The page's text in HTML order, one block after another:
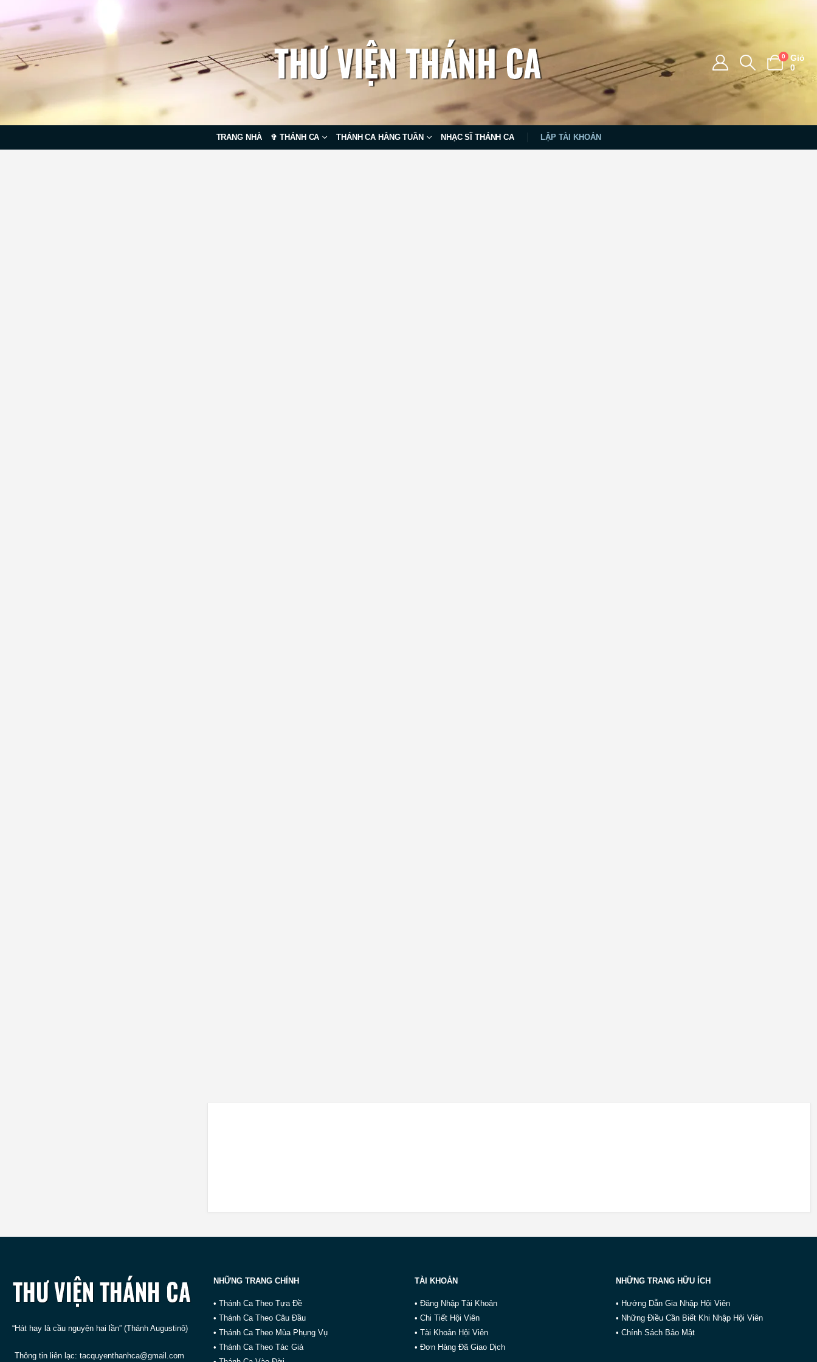
0
Giỏ
0
TRANG NHÀ ✞ THÁNH CA THÁNH CA HẰNG TUẦN NHẠC SĨ THÁNH CA LẬP TÀI KHOẢN
“Hát hay là cầu nguyện hai lần” (Thánh Augustinô)
Thông tin liên lạc: tacquyenthanhca@gmail.com
NHỮNG TRANG CHÍNH
• Thánh Ca Theo Tựa Đề
• Thánh Ca Theo Câu Đầu
• Thánh Ca Theo Mùa Phụng Vụ
• Thánh Ca Theo Tác Giả
TÀI KHOẢN
• Đăng Nhập Tài Khoản
• Chi Tiết Hội Viên
• Tài Khoản Hội Viên
• Đơn Hàng Đã Giao Dịch
NHỮNG TRANG HỮU ÍCH
• Hướng Dẫn Gia Nhập Hội Viên
• Những Điều Cần Biết Khi Nhập Hội Viên
• Chính Sách Bảo Mật